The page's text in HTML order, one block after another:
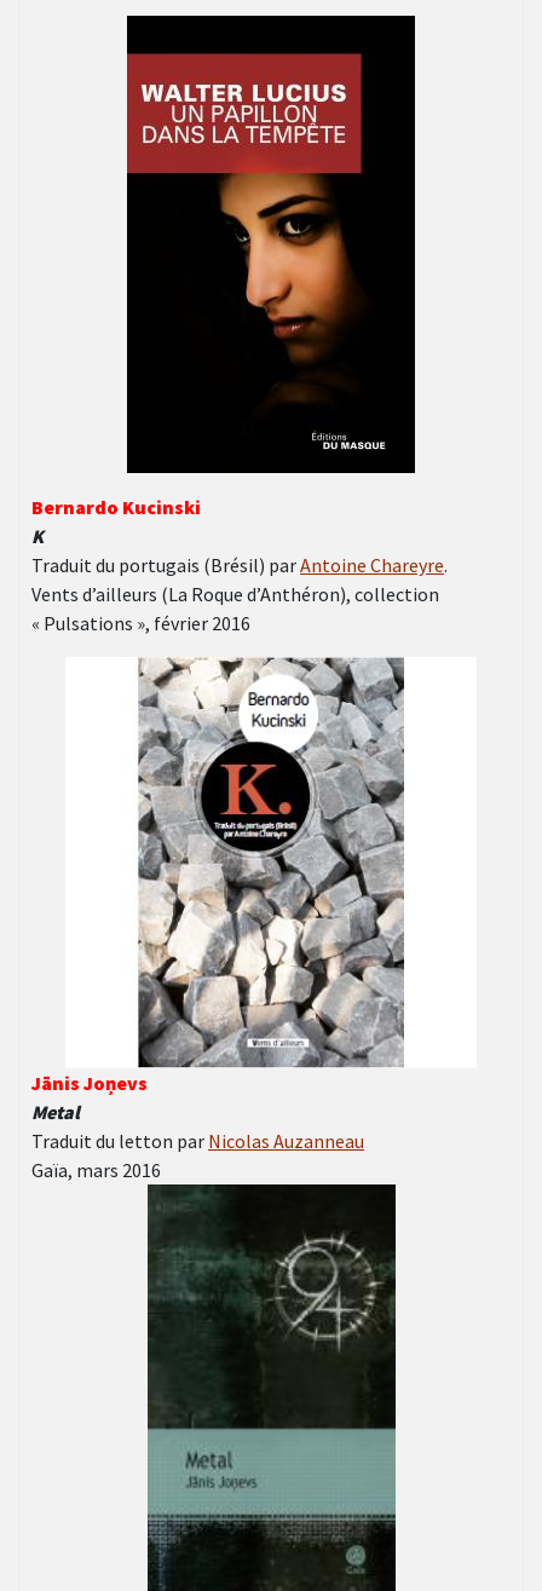
Bernardo Kucinski
K
Traduit du portugais (Brésil) parAntoine Chareyre.
Vents d’ailleurs (La Roque d’Anthéron), collection
« Pulsations », février 2016
Jānis Joņevs
Metal
Traduit du letton par Nicolas Auzanneau
Gaïa, mars 2016